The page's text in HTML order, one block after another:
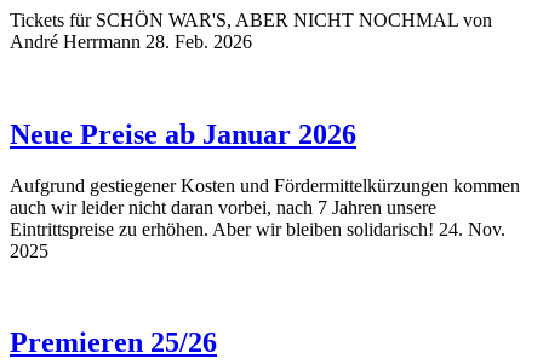
Tickets für SCHÖN WAR'S, ABER NICHT NOCHMAL von
André Herrmann 28. Feb. 2026
Neue Preise ab Januar 2026
Aufgrund gestiegener Kosten und Fördermittelkürzungen kommen
auch wir leider nicht daran vorbei, nach 7 Jahren unsere
Eintrittspreise zu erhöhen. Aber wir bleiben solidarisch! 24. Nov.
2025
Premieren 25/26